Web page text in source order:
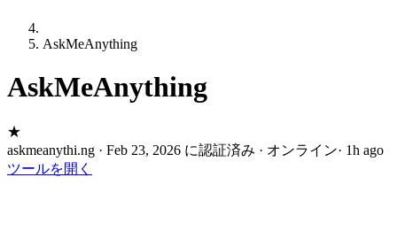
AskMeAnything
AskMeAnything
★
askmeanythi.ng · Feb 23, 2026 に認証済み · オンライン· 1h ago
ツールを開く